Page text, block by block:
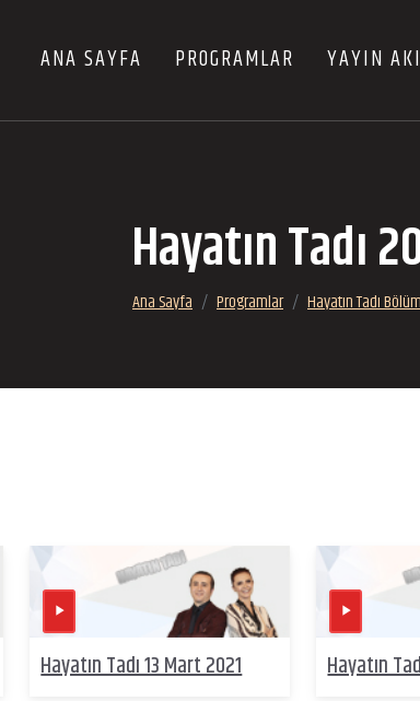
ANA SAYFA PROGRAMLAR YAYIN
Hayatın Tadı
Ana Sayfa Programlar Hayatın Tadı
Hayatın Tadı 13 Mart 2021 Hayatın